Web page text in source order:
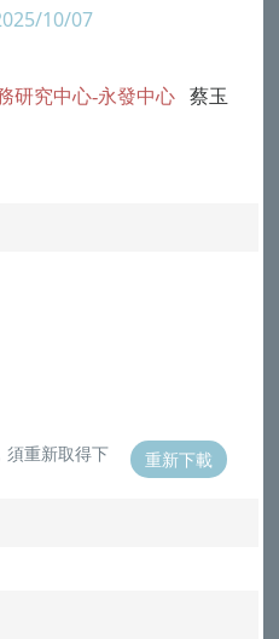
10/07
研究中心-永發中心
蔡玉
須重新取得下
重新下載